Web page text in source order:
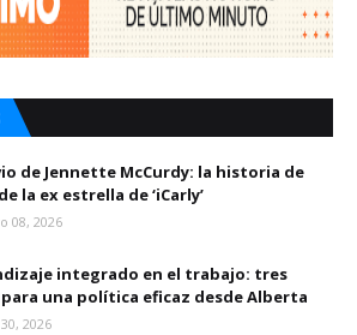
de Jennette McCurdy: la historia de
la ex estrella de ‘iCarly’
08, 2026
integrado en el trabajo: tres
una política eficaz desde Alberta
2026